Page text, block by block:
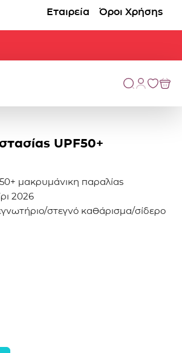
Εταιρεία Όροι Χρήσης
UPF50+
μακρυμάνικη παραλίας
2026
στεγνό καθάρισμα/σίδερο